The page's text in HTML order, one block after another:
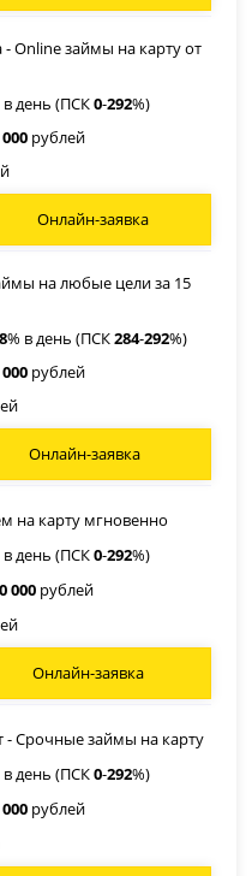
Online займы на карту от
в день (ПСК0-292%)
рублей
Онлайн-заявка
на любые цели за 15
8% в день (ПСК284-292%)
рублей
Онлайн-заявка
на карту мгновенно
в день (ПСК0-292%)
000 рублей
Онлайн-заявка
- Срочные займы на карту
в день (ПСК0-292%)
рублей